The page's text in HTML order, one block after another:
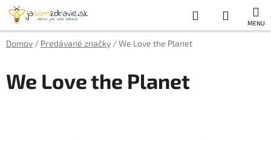
Prejsť
obsah
Hľadať
KOŠÍK
Domov / Predávané značky /We Love the Planet
We Love the Planet